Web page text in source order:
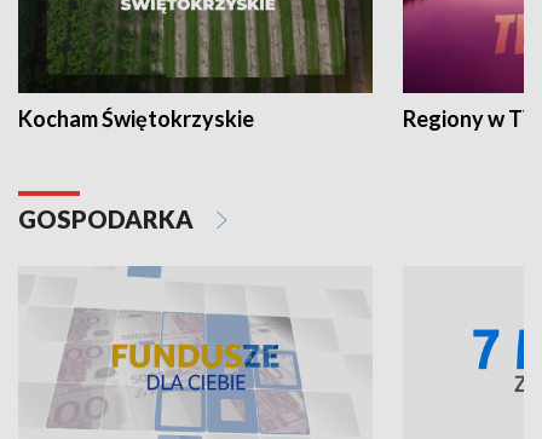
Kocham Świętokrzyskie Regiony w
GOSPODARKA